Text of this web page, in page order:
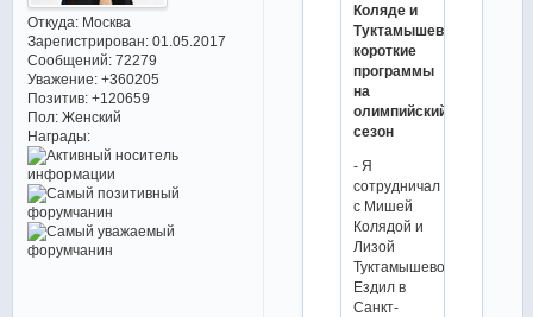
Откуда:Москва
Зарегистрирован: 01.05.2017
Сообщений:72279
Уважение: +360205
Позитив: +120659
Пол:Женский
Награды:
Коляде и
Туктамышевой
короткие
программы
на
олимпийский
сезон
- Я
сотрудничал
с Мишей
Колядой и
Лизой
Туктамышевой.
Ездил в
Санкт-